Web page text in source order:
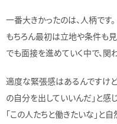
一番大きかったのは、人柄です。
もちろん最初は立地や条件も見
でも面接を進めていく中で、関
適度な緊張感はあるんですけど
の自分を出していいんだ」と感
「この人たちと働きたいな」と